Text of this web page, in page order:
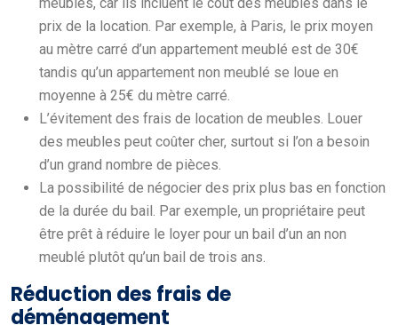
prix de la location. Par exemple, à Paris, le prix moyen
au mètre carré d’un appartement meublé est de 30€
tandis qu’un appartement non meublé se loue en
moyenne à 25€ du mètre carré.
L’évitement des frais de location de meubles. Louer
des meubles peut coûter cher, surtout si l’on a besoin
d’un grand nombre de pièces.
La possibilité de négocier des prix plus bas en fonction
de la durée du bail. Par exemple, un propriétaire peut
être prêt à réduire le loyer pour un bail d’un an non
meublé plutôt qu’un bail de trois ans.
Réduction des frais de
déménagement